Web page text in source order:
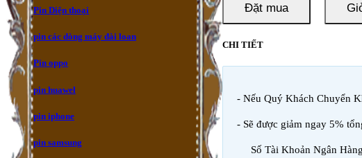
Pin Diện thoại
pin các dòng máy đài loan
Pin oppo
pin huawel
pin iphone
pin samsung
Đặt mua
CHI TIẾT
- Nếu Quý Khách Chuyển
- Sẽ được giảm ngay 5%
Số Tài Khoản Ngân